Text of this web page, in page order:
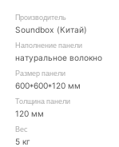
Производитель
Soundbox (Китай)
Наполнение панели
натуральное волокно
Размер панели
600*600*120 мм
Толщина панели
120 мм
Вес
5 кг